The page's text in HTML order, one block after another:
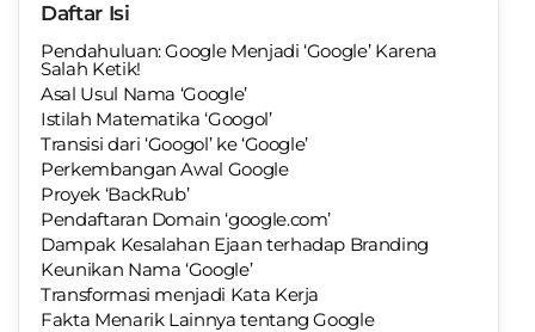
Daftar Isi
Pendahuluan: Google Menjadi ‘Google’ Karena
Salah Ketik!
Asal Usul Nama ‘Google’
Istilah Matematika ‘Googol’
Transisi dari ‘Googol’ ke ‘Google’
Perkembangan Awal Google
Proyek ‘BackRub’
Pendaftaran Domain ‘google.com’
Dampak Kesalahan Ejaan terhadap Branding
Keunikan Nama ‘Google’
Transformasi menjadi Kata Kerja
Fakta Menarik Lainnya tentang Google